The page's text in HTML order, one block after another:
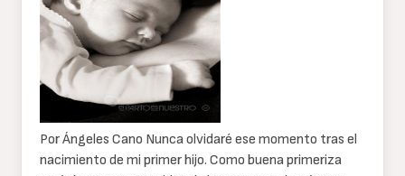
Por Ángeles Cano Nunca olvidaré ese momento tras el
nacimiento de mi primer hijo. Como buena primeriza